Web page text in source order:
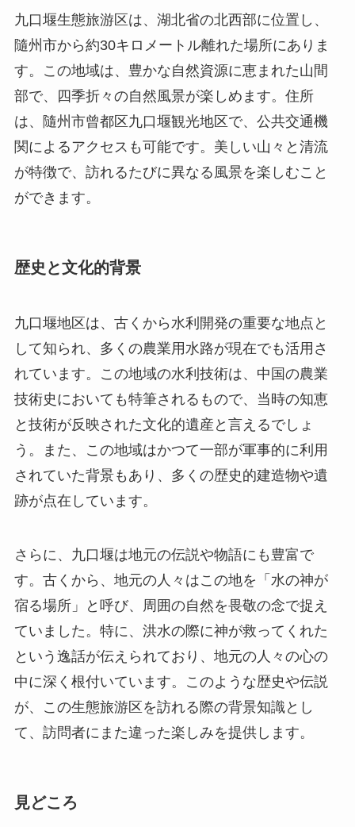
関によるアクセスも可能です。美しい山々と清流
が特徴で、訪れるたびに異なる風景を楽しむこと
ができます。
歴史と文化的背景
九口堰地区は、古くから水利開発の重要な地点と
技術史においても特筆されるもので、当時の知恵
う。また、この地域はかつて一部が軍事的に利用
されていた背景もあり、多くの歴史的建造物や遺
跡が点在しています。
さらに、九口堰は地元の伝説や物語にも豊富で
す。古くから、地元の人々はこの地を「水の神が
宿る場所」と呼び、周囲の自然を畏敬の念で捉え
ていました。特に、洪水の際に神が救ってくれた
中に深く根付いています。このような歴史や伝説
が、この生態旅游区を訪れる際の背景知識とし
て、訪問者にまた違った楽しみを提供します。
見どころ
九口堰生態旅游区の主な見どころは、まず美しい
ことができます。特に、早朝の霧が湖面を覆う情